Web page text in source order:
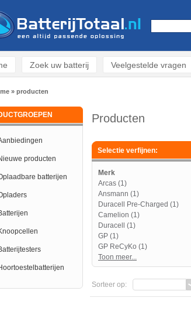
Zoek uw batterij Veelgestelde vragen
» producten
producten
batterijen
Producten
Selectie verfijnen:
Merk
Arcas (1)
Ansmann (1)
Duracell Pre-Charged (1)
Camelion (1)
Duracell (1)
GP (1)
GP ReCyKo (1)
Toon meer...
Sorteer op: